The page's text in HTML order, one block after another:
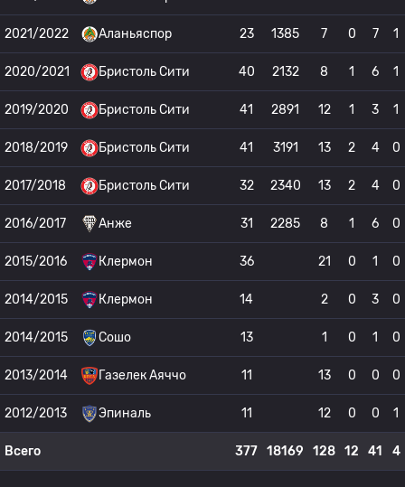
2021/2022 Аланьяспор 23 1385 7 0 7 1
2020/2021 Бристоль Сити 40 2132 8 1 6 1
2019/2020 Бристоль Сити 41 2891 12 1 3 1
2018/2019 Бристоль Сити 41 3191 13 2 4 0
2017/2018 Бристоль Сити 32 2340 13 2 4 0
2016/2017 Анже 31 2285 8 1 6 0
2015/2016 Клермон 36 21 0 1 0
2014/2015 Клермон 14 2 0 3 0
2014/2015 Сошо 13 1 0 1 0
2013/2014 Газелек Аяччо 11 13 0 0 0
2012/2013 Эпиналь 11 12 0 0 1
Всего 377 18169 128 12 41 4